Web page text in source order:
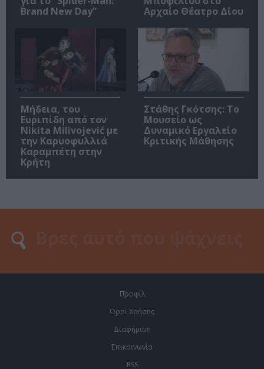
Brand New Day”
Αρχαίο Θέατρο Δίου
Μήδεια, του
Ευριπίδη από τον
Nikita Milivojević με
την Καρυοφυλλιά
Καραμπέτη στην
Κρήτη
Στάθης Γκότσης: Το
Μουσείο ως
Δυναμικό Εργαλείο
Κριτικής Μάθησης
Προφίλ
Οροι Χρήσης
Διαφήμιση
Επικοινωνία
RSS